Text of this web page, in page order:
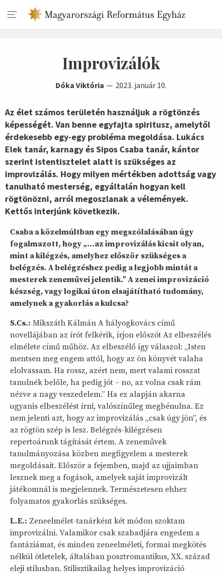
Improvizálók
Dóka Viktória 2023. január 10.
Az élet számos területén használjuk a rögtönzés
képességét. Van benne egyfajta spiritusz, amelytől
érdekesebb egy-egy probléma megoldása. Lukács
Elek tanár, karnagy és Sipos Csaba tanár, kántor
szerint istentisztelet alatt is szükséges az
improvizálás. Hogy milyen mértékben adottság vagy
tanulható mesterség, egyáltalán hogyan kell
rögtönözni, arról megoszlanak a vélemények.
Kettős interjúnk következik.
Csaba a közelmúltban egy megszólalásában úgy
fogalmazott, hogy „…az improvizálás kicsit olyan,
mint a kilégzés, amelyhez először szükséges a
belégzés. A belégzéshez pedig a legjobb mintát a
mesterek zeneművei jelentik.” A zenei improvizáció
készség, vagy logikai úton elsajátítható tudomány,
amelynek a gyakorlás a kulcsa?
S.Cs.: Mikszáth Kálmán A hályogkovács című
novellájában az írót felkérik, írjon előszót Az elbeszélés
elmélete című műhöz. Az elbeszélő így válaszol: „Isten
mentsen meg engem attól, hogy az ön könyvét valaha
elolvassam. Ha rossz, azért nem, mert valami rosszat
tanulnék belőle, ha pedig jót – no, az volna csak rám
nézve a nagy veszedelem.” Ha ez alapján akarna
ugyanis elbeszélést írni, valószínűleg megbénulna. Ez
nem jelenti azt, hogy az improvizálás „csak úgy jön”, és
az rögtön szép is lesz. Belégzés-kilégzésen
repertoárunk tágítását értem. A zeneművek
tanulmányozása közben megfigyelem a mesterek
megoldásait. Először a fejemben, majd az ujjaimban
lesznek meg a fogások, amelyek saját improvizált
játékomnál is megjelennek. Természetesen ehhez
folyamatos gyakorlás szükséges.
L.E.: Zeneelmélet-tanárként két módon szoktam
improvizálni. Valamikor csak szabadjára engedem a
fantáziámat, és minden zeneelméleti, formai megkötés
nélkül ötletelek, általában posztromantikus, XX. század
eleji stílusban. Stilisztikailag helyes improvizáció